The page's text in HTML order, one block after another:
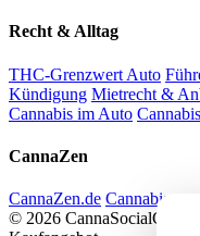
Recht & Alltag
THC-Grenzwert Auto
Kündigung Mietrecht &
Cannabis im Auto
CannaZen
CannaZen.de Cannabis per
© 2026